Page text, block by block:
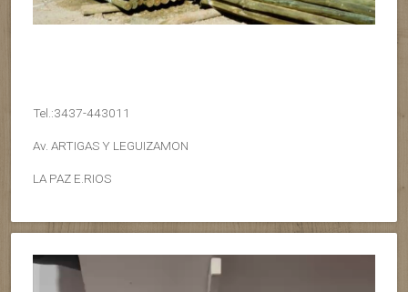
Tel.:3437-443011
Av. ARTIGAS Y LEGUIZAMON
LA PAZ E.RIOS
Reproductor